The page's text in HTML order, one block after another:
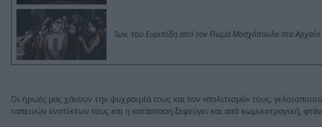
Ίων, του Ευριπίδη από τον Θωμά Μοσχόπουλο στο
Οι ήρωές μας χάνουν την ψυχραιμία τους και τον «πολιτισμό» τους,
ταπεινών ενστίκτων τους και η κατάσταση ξεφεύγει και από κωμικοτραγική,